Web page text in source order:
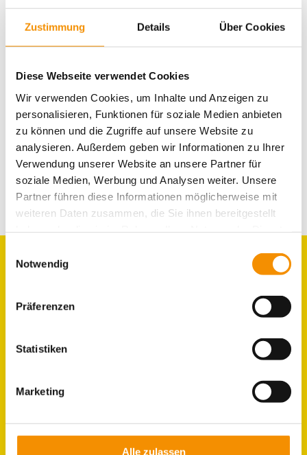
Zustimmung Details Über Cookies
Diese Webseite verwendet Cookies
Wir verwenden Cookies, um Inhalte und Anzeigen zu
personalisieren, Funktionen für soziale Medien anbieten
zu können und die Zugriffe auf unsere Website zu
analysieren. Außerdem geben wir Informationen zu Ihrer
Verwendung unserer Website an unsere Partner für
soziale Medien, Werbung und Analysen weiter. Unsere
Partner führen diese Informationen möglicherweise mit
weiteren Daten zusammen, die Sie ihnen bereitgestellt
Notwendig
Präferenzen
Statistiken
Marketing
Alle zulassen
GAMESCOM IN KÖLN
KÖLNER BIERBÖRSE
ZIMMER
GRUPPEN
LAGE & UMGEBUNG
JOBS IM HOSTEL
KÖLN